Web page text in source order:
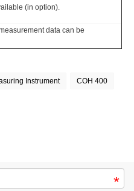
(in option).
data can be
Instrument COH 400
*